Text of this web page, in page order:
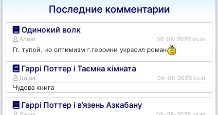
Последние комментарии
Одинокий волк
Annat 06-08-2026 00:00
Гг. тупой, но оптимизм г.героини украсил роман
Гаррі Поттер і Таємна кімната
Даша 05-08-2026 23:31
Чудова книга
Гаррі Поттер і в’язень Азкабану